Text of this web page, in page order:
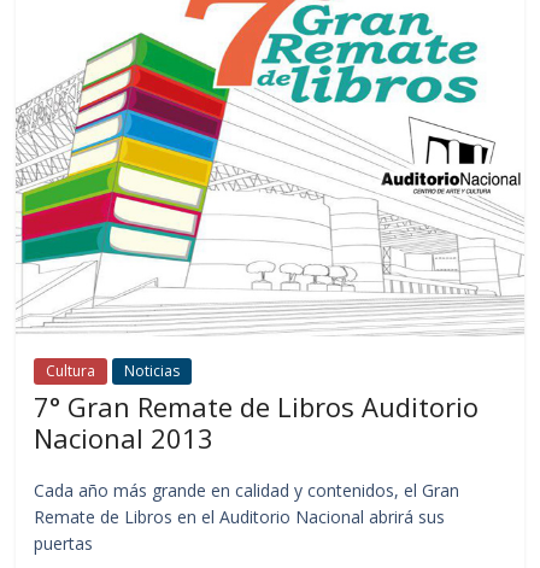
Cultura Noticias
7° Gran Remate de Libros Auditorio
Nacional 2013
Cada año más grande en calidad y contenidos, el Gran
Remate de Libros en el Auditorio Nacional abrirá sus
puertas